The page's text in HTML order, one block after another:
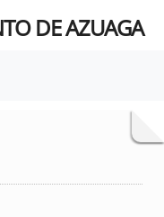
DE AZUAGA